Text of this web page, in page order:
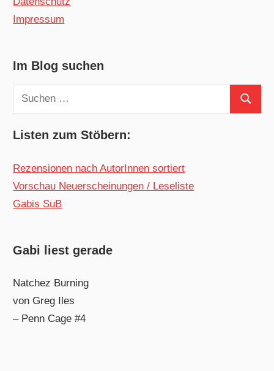
Impressum
Im Blog suchen
Suchen
nach:
Suchen
Listen zum Stöbern:
Rezensionen nach AutorInnen sortiert
Vorschau Neuerscheinungen / Leseliste
Gabis SuB
Gabi liest gerade
Natchez Burning
von Greg Iles
– Penn Cage #4